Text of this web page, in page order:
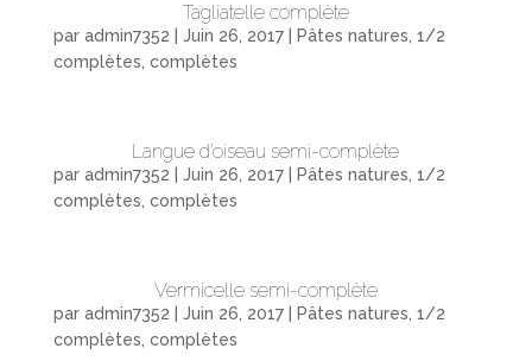
Tagliatelle complète
par admin7352 Juin 26, 2017|
Pâtes natures, 1/2
complètes, complètes
Langue d’oiseau semi-complète
par admin7352 Juin 26, 2017|
Pâtes natures, 1/2
complètes, complètes
Vermicelle semi-complète
par admin7352 Juin 26, 2017|
Pâtes natures, 1/2
complètes, complètes